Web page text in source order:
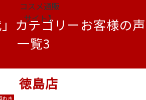
カテゴリーお客様の声
一覧3
徳島店
わき